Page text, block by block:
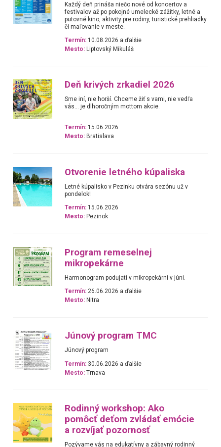
Každý deň prináša niečo nové od koncertov a
festivalov až po pokojné umelecké zážitky, letné a
putovné kino, aktivity pre rodiny, turistické prehliadky
či maľovanie v meste.
Termín: 10.08.2026 a ďalšie
Mesto: Liptovský Mikuláš
Deň krivých zrkadiel 2026
Sme iní, nie horší. Chceme žiť s vami, nie vedľa
vás... je dlhoročným mottom akcie.
Termín: 15.06.2026
Mesto: Bratislava
Otvorenie letného kúpaliska
Letné kúpalisko v Pezinku otvára sezónu už v
pondelok!
Termín: 15.06.2026
Mesto: Pezinok
Program remeselnej
mikropekárne
Harmonogram podujatí v mikropekárni v júni.
Termín: 26.06.2026 a ďalšie
Mesto: Nitra
Júnový program TMC
Júnový program
Termín: 30.06.2026 a ďalšie
Mesto: Trnava
Rodinný workshop: Ako
pomôcť deťom zvládať emócie
a rozvíjať pozornosť
Pozývame vás na edukatívny a zábavný rodinný